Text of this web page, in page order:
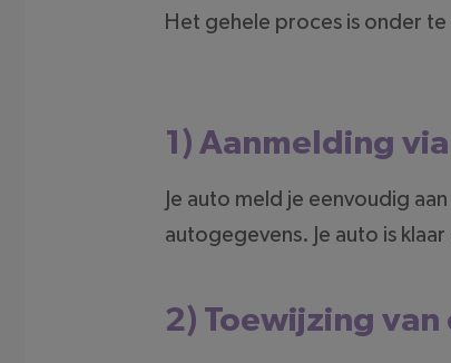
Het gehele proces is onder
1) Aanmelding
Je auto meld je eenvoudig
autogegevens. Je auto is
2) Toewijzing